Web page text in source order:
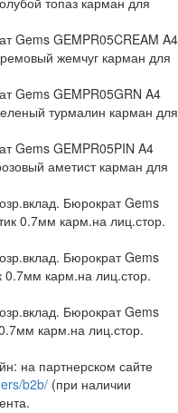
Gems GEMPR05CREAM A4
жемчуг карман для
Gems GEMPR05GRN A4
турмалин карман для
Gems GEMPR05PIN A4
аметист карман для
Бюрократ Gems
0.7мм карм.на лиц.стор.
Бюрократ Gems
0.7мм карм.на лиц.стор.
Бюрократ Gems
карм.на лиц.стор.
на партнерском сайте
b2b/ (при наличии